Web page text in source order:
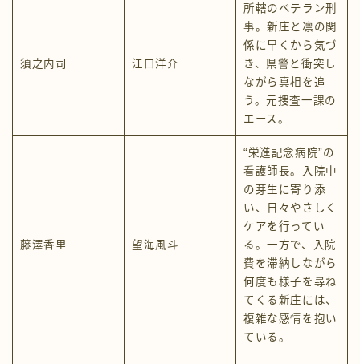
須之内司 江口洋介
所轄のベテラン刑
事。新庄と凛の関
係に早くから気づ
き、県警と衝突し
ながら真相を追
う。元捜査一課の
エース。
藤澤香里 望海風斗
“栄進記念病院”の
看護師長。入院中
の芽生に寄り添
い、日々やさしく
ケアを行ってい
る。一方で、入院
費を滞納しながら
何度も様子を尋ね
てくる新庄には、
複雑な感情を抱い
ている。